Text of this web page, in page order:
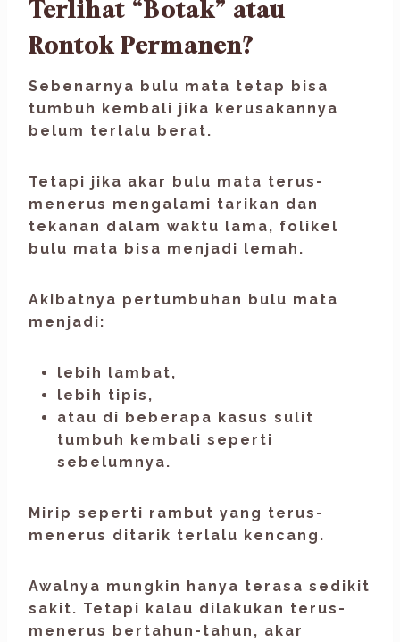
Terlihat “Botak” atau
Rontok Permanen?
Sebenarnya bulu mata tetap bisa
tumbuh kembali jika kerusakannya
belum terlalu berat.
Tetapi jika akar bulu mata terus-
menerus mengalami tarikan dan
tekanan dalam waktu lama, folikel
bulu mata bisa menjadi lemah.
Akibatnya pertumbuhan bulu mata
menjadi:
lebih lambat,
lebih tipis,
atau di beberapa kasus sulit
tumbuh kembali seperti
sebelumnya.
Mirip seperti rambut yang terus-
menerus ditarik terlalu kencang.
Awalnya mungkin hanya terasa sedikit
sakit. Tetapi kalau dilakukan terus-
menerus bertahun-tahun, akar